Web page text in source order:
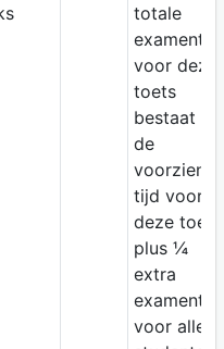
totale
examentijd
voor deze
toets
bestaat uit
de
voorziene
tijd voor
deze toets
plus ¼
extra
examentijd
voor alle